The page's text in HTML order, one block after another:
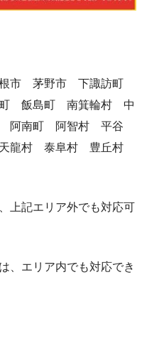
市 茅野市 下諏訪町
飯島町 南箕輪村 中
阿南町 阿智村 平谷
龍村 泰阜村 豊丘村
上記エリア外でも対応可
、エリア内でも対応でき